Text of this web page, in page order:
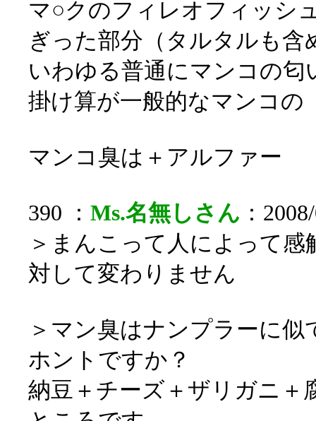
マ○クのフィレオフィッシ
ぎった部分（タルタルも
いわゆる普通にマンコの
掛け算が一般的なマンコの
マンコ臭は＋アルファー
390 ： Ms.名無しさん ：
＞まんこって人によって感
対して変わりません
＞マン臭はナンプラーに似
ホントですか？
納豆＋チーズ＋ザリガニ＋